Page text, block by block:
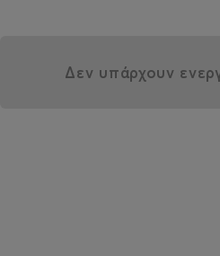
Δεν υπάρχουν